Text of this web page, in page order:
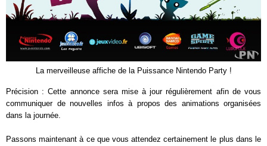
La merveilleuse affiche de la Puissance Nintendo Party !
Précision : Cette annonce sera mise à jour régulièrement afin de vous
communiquer de nouvelles infos à propos des animations organisées
dans la journée.
Passons maintenant à ce que vous attendez certainement le plus dans le